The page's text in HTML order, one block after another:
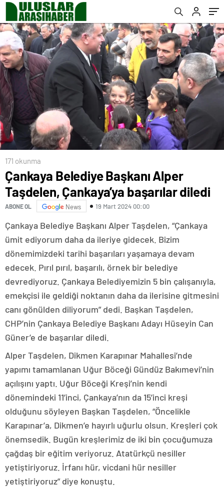
171 okunma
Çankaya Belediye Başkanı Alper
Taşdelen, Çankaya’ya başarılar diledi
ABONE OL News 19 Mart 2024 00:00
Çankaya Belediye Başkanı Alper Taşdelen, “Çankaya
ümit ediyorum daha da ileriye gidecek. Bizim
dönemimizdeki tarihi başarıları yaşamaya devam
edecek. Pırıl pırıl, başarılı, örnek bir belediye
devrediyoruz. Çankaya Belediyemizin 5 bin çalışanıyla,
emekçisi ile geldiği noktanın daha da ilerisine gitmesini
canı gönülden diliyorum” dedi. Başkan Taşdelen,
CHP’nin Çankaya Belediye Başkanı Adayı Hüseyin Can
Güner’e de başarılar diledi.
Alper Taşdelen, Dikmen Karapınar Mahallesi’nde
yapımı tamamlanan Uğur Böceği Gündüz Bakımevi’nin
açılışını yaptı. Uğur Böceği Kreşi’nin kendi
dönemindeki 11’inci, Çankaya’nın da 15’inci kreşi
olduğunu söyleyen Başkan Taşdelen, “Öncelikle
Karapınar’a, Dikmen’e hayırlı uğurlu olsun. Kreşleri çok
önemsedik. Bugün kreşlerimiz de iki bin çocuğumuza
çağdaş bir eğitim veriyoruz. Atatürkçü nesiller
yetiştiriyoruz. İrfanı hür, vicdani hür nesiller
yetiştiriyoruz” diye konuştu.